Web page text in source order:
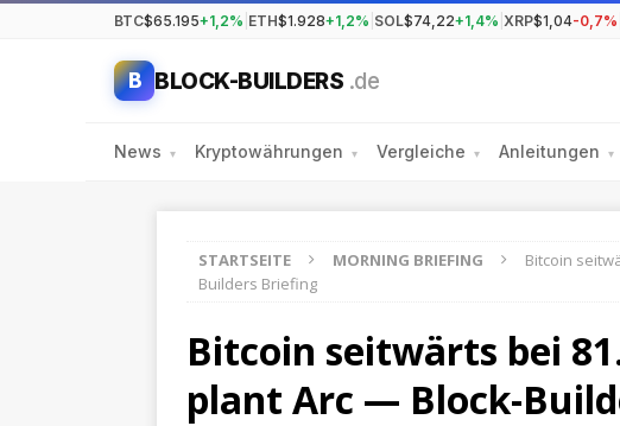
BTC$65.195+1,2% ETH$1.928+1,2% SOL$74,22+1,4% XRP$1,04-0,7%
B BLOCK-BUILDERS .de
News ▾ Kryptowährungen ▾ Vergleiche ▾ Anleitungen ▾
STARTSEITE MORNING BRIEFING
Bitcoin
Builders Briefing
Bitcoin seitwärts bei
plant Arc — Block-